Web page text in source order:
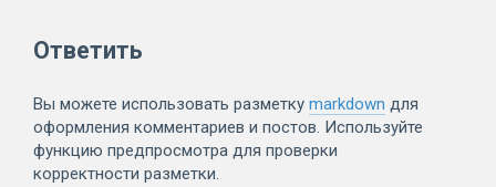
Ответить
Вы можете использовать разметку markdown для
оформления комментариев и постов. Используйте
функцию предпросмотра для проверки
корректности разметки.